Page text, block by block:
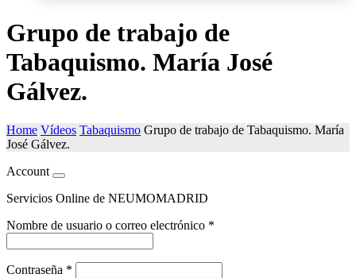
Grupo de trabajo de
Tabaquismo. María José
Gálvez.
Home Vídeos Tabaquismo Grupo de trabajo de Tabaquismo. María
José Gálvez.
Account
Servicios Online de NEUMOMADRID
Nombre de usuario o correo electrónico *
Contraseña *